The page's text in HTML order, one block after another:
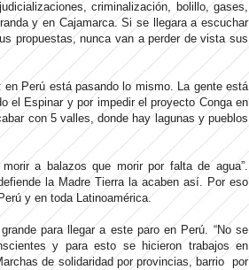
criminalización, bolillo, gases,
y en Cajamarca. Si se llegara a escuchar
propuestas, nunca van a perder de vista sus
Perú está pasando lo mismo. La gente está
el Espinar y por impedir el proyecto Conga en
con 5 valles, donde hay lagunas y pueblos
a balazos que morir por falta de agua”.
la Madre Tierra la acaben así. Por eso
y en toda Latinoamérica.
para llegar a este paro en Perú. “No se
y para esto se hicieron trabajos en
de solidaridad por provincias, barrio por